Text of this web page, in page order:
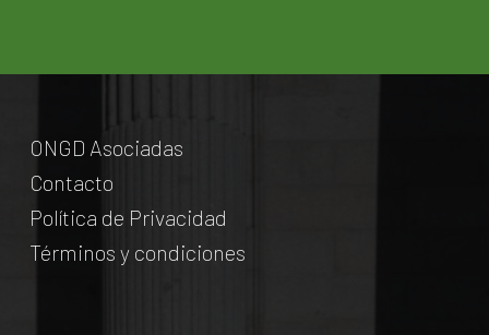
ONGD Asociadas
Contacto
Política de Privacidad
Términos y condiciones